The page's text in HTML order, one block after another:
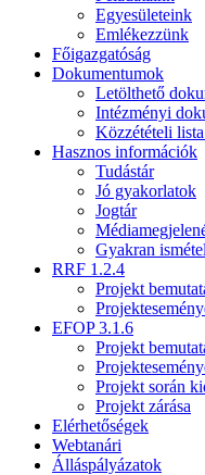
Egyesületeink
Emlékezzünk
Főigazgatóság
Dokumentumok
Letölthető
Intézményi
Közzétételi
Hasznos információk
Tudástár
Jó gyakorlatok
Jogtár
Gyakran
RRF 1.2.4
Projekt
EFOP 3.1.6
Projekt
Projekt során
Projekt zárása
Elérhetőségek
Webtanári
Álláspályázatok